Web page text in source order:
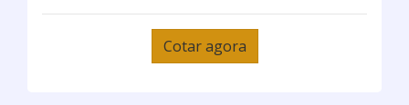
Cotar agora